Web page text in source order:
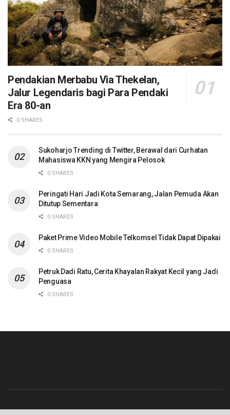
Pendakian Merbabu Via Thekelan,
Jalur Legendaris bagi Para Pendaki
Era 80-an
0 SHARES
Sukoharjo Trending di Twitter, Berawal dari Curhatan
Mahasiswa KKN yang Mengira Pelosok
0 SHARES
Peringati Hari Jadi Kota Semarang, Jalan Pemuda Akan
Ditutup Sementara
0 SHARES
Paket Prime Video Mobile Telkomsel Tidak Dapat Dipakai
0 SHARES
Petruk Dadi Ratu, Cerita Khayalan Rakyat Kecil yang Jadi
Penguasa
0 SHARES